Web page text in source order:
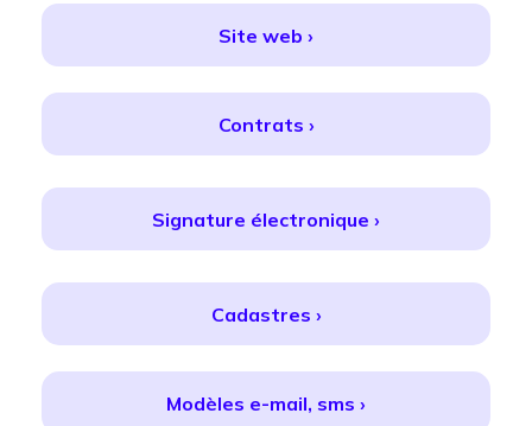
Site web ›
Contrats ›
Signature électronique ›
Cadastres ›
Modèles e-mail, sms ›